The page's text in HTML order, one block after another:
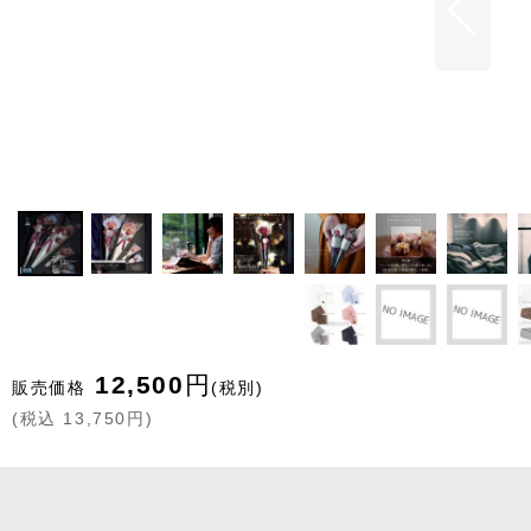
販売価格 12,500 円(税別)
(税込 13,750 円 )